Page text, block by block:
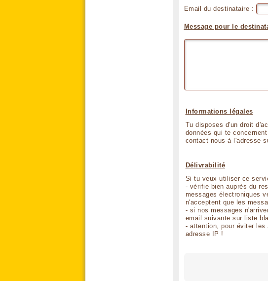
Email du destinataire :
Message pour le
Informations légales
Tu disposes d'un droit
données qui te concernent (art. 34
contact-nous à l'adresse
Délivrabilité
Si tu veux utiliser ce
- vérifie bien auprès du
messages électroniques
n'acceptent que les
- si nos messages
email suivante sur liste
- attention, pour éviter
adresse IP !